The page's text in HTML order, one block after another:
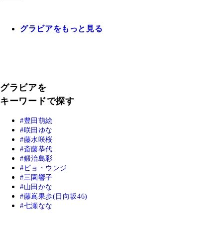
グラビアをもっと見る
グラビアを
キーワードで探す
豊田萌絵
咲田ゆな
藤水咲桜
斎藤恭代
鍛治島彩
ピョ・ウンジ
三園響子
山田かな
藤嶌果歩(日向坂46)
七瀬なな